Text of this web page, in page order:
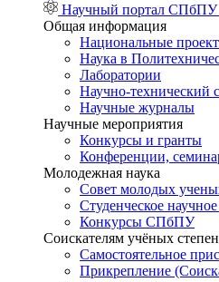
Научный портал СПбПУ
Общая информация
Национальные
Наука в
Лаборатории
Научно-технический
Научные журналы
Научные мероприятия
Конкурсы и гранты
Конференции,
Молодежная наука
Совет молодых
Студенческое
Конкурсы СПбПУ
Соискателям учёных
Самостоятельное
Прикрепление